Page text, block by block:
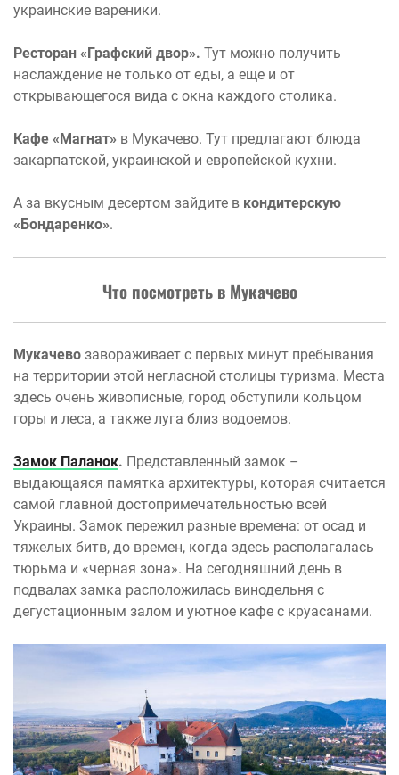
украинские вареники.
Ресторан «Графский двор». Тут можно получить
наслаждение не только от еды, а еще и от
открывающегося вида с окна каждого столика.
Кафе «Магнат» в Мукачево. Тут предлагают блюда
закарпатской, украинской и европейской кухни.
А за вкусным десертом зайдите в кондитерскую
«Бондаренко».
Что посмотреть в Мукачево
Мукачево завораживает с первых минут пребывания
на территории этой негласной столицы туризма. Места
здесь очень живописные, город обступили кольцом
горы и леса, а также луга близ водоемов.
Замок Паланок. Представленный замок –
выдающаяся памятка архитектуры, которая считается
самой главной достопримечательностью всей
Украины. Замок пережил разные времена: от осад и
тяжелых битв, до времен, когда здесь располагалась
тюрьма и «черная зона». На сегодняшний день в
подвалах замка расположилась винодельня с
дегустационным залом и уютное кафе с круасанами.